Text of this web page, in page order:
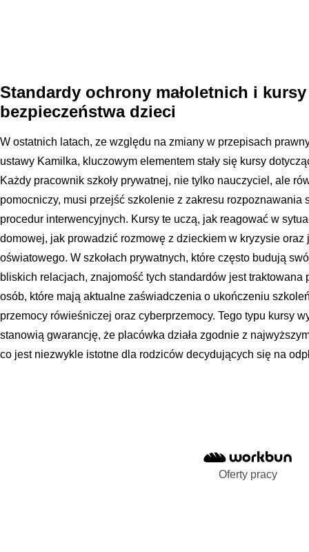
Standardy ochrony małoletnich i
bezpieczeństwa dzieci
W ostatnich latach, ze względu na zmiany w przepisach
ustawy Kamilka, kluczowym elementem stały się kursy
Każdy pracownik szkoły prywatnej, nie tylko nauczyciel, ale
pomocniczy, musi przejść szkolenie z zakresu rozpoznawania
procedur interwencyjnych. Kursy te uczą, jak reagować w
domowej, jak prowadzić rozmowę z dzieckiem w kryzysie
oświatowego. W szkołach prywatnych, które często budują
bliskich relacjach, znajomość tych standardów jest
osób, które mają aktualne zaświadczenia o ukończeniu
przemocy rówieśniczej oraz cyberprzemocy. Tego typu kursy
stanowią gwarancję, że placówka działa zgodnie z
co jest niezwykle istotne dla rodziców decydujących się na
Oferty pracy